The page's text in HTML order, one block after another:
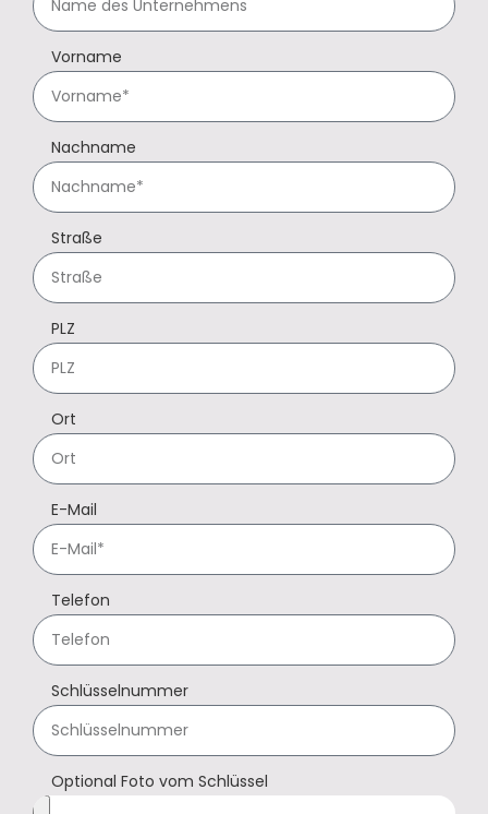
Vorname
Nachname
Straße
PLZ
Ort
E-Mail
Telefon
Schlüsselnummer
Optional Foto vom Schlüssel